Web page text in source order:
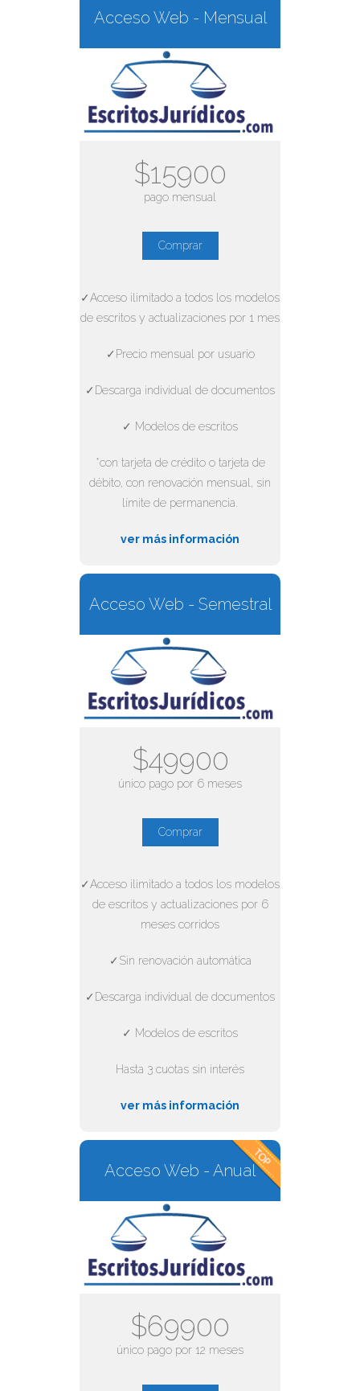
Acceso Web - Mensual
$15900
pago mensual
Comprar
✓Acceso ilimitado a todos los modelos
de escritos y actualizaciones por 1 mes
✓Precio mensual por usuario
✓Descarga individual de documentos
✓ Modelos de escritos
*con tarjeta de crédito o tarjeta de
débito, con renovación mensual, sin
límite de permanencia.
ver más información
Acceso Web - Semestral
$49900
único pago por 6 meses
Comprar
✓Acceso ilimitado a todos los modelos
de escritos y actualizaciones por 6
meses corridos
✓Sin renovación automática
✓Descarga individual de documentos
✓ Modelos de escritos
Hasta 3 cuotas sin interés
ver más información
Acceso Web - Anual
$69900
único pago por 12 meses